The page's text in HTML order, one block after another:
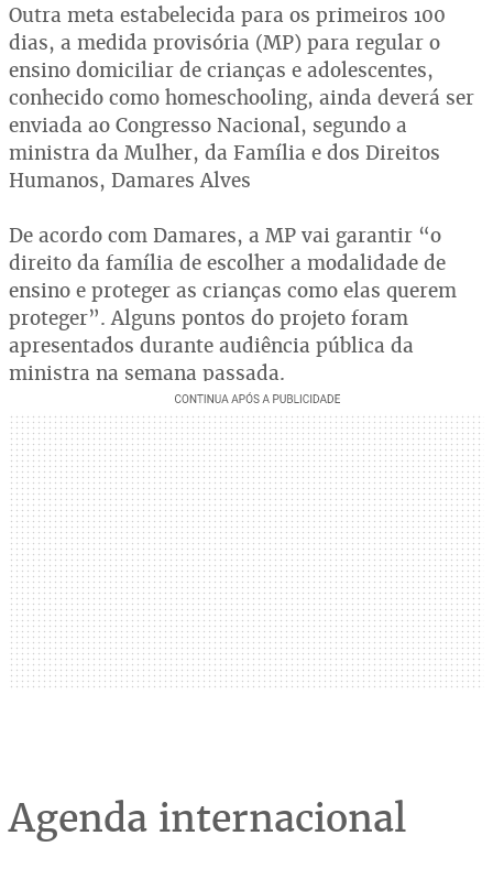
Outra meta estabelecida para os primeiros 100
dias, a medida provisória (MP) para regular o
ensino domiciliar de crianças e adolescentes,
conhecido como homeschooling, ainda deverá ser
enviada ao Congresso Nacional, segundo a
ministra da Mulher, da Família e dos Direitos
Humanos, Damares Alves
De acordo com Damares, a MP vai garantir “o
direito da família de escolher a modalidade de
ensino e proteger as crianças como elas querem
proteger”. Alguns pontos do projeto foram
apresentados durante audiência pública da
ministra na semana passada.
Agenda internacional